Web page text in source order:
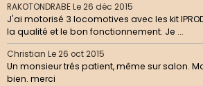
RAKOTONDRABELe 26 déc 2015
J'ai motorisé 3 locomotives avec les kit
la qualité et le bon fonctionnement. Je ...
Christian Le 26 oct 2015
Un monsieur trés patient, même sur salon.
bien. merci